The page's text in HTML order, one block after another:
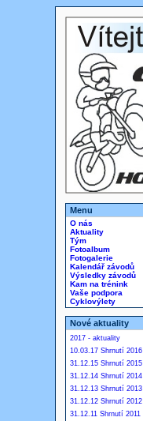
Menu
O nás
Aktuality
Tým
Fotoalbum
Fotogalerie
Kalendář závodů
Výsledky závodů
Kam na trénink
Vaše podpora
Cyklovýlety
Nové aktuality
2017 - aktuality
10.03.17 Shrnutí 2016
31.12.15 Shrnutí 2015
31.12.14 Shrnutí 2014
31.12.13 Shrnutí 2013
31.12.12 Shrnutí 2012
31.12.11 Shrnutí 2011